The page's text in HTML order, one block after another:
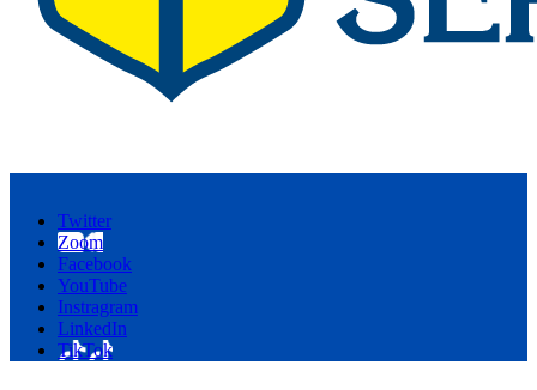
Twitter
Zoom
Facebook
YouTube
Instragram
LinkedIn
TikTok